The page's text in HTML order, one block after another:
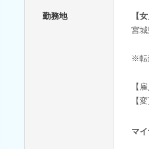
勤務地
【
宮
※転
【
【
マ